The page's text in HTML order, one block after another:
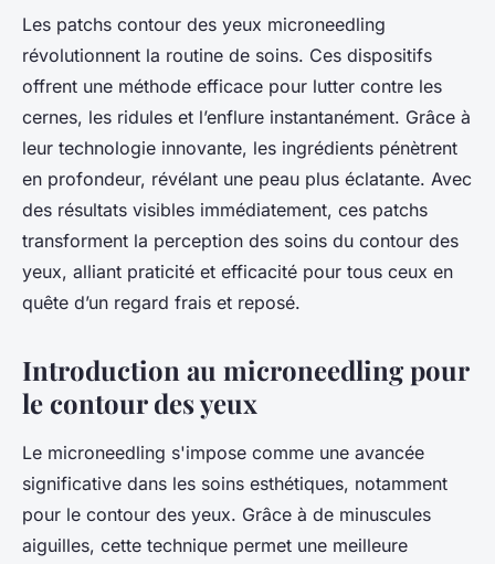
Patch contour des yeux
microneedling : des résultats
visibles immédiats!
adeline•3 mars 2025•5 min de lecture
Les patchs contour des yeux microneedling
révolutionnent la routine de soins. Ces dispositifs
offrent une méthode efficace pour lutter contre les
cernes, les ridules et l’enflure instantanément. Grâce à
leur technologie innovante, les ingrédients pénètrent
en profondeur, révélant une peau plus éclatante. Avec
des résultats visibles immédiatement, ces patchs
transforment la perception des soins du contour des
yeux, alliant praticité et efficacité pour tous ceux en
quête d’un regard frais et reposé.
Introduction au microneedling pour
le contour des yeux
Le microneedling s'impose comme une avancée
significative dans les soins esthétiques, notamment
pour le contour des yeux. Grâce à de minuscules
aiguilles, cette technique permet une meilleure